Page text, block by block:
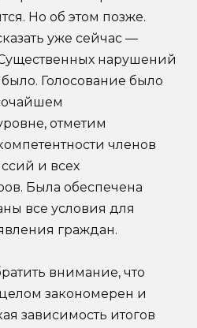
Но об этом позже.
уже сейчас —
нарушений
Голосование было
отметим
членов
и всех
Была обеспечена
все условия для
граждан.
внимание, что
закономерен и
зависимость итогов